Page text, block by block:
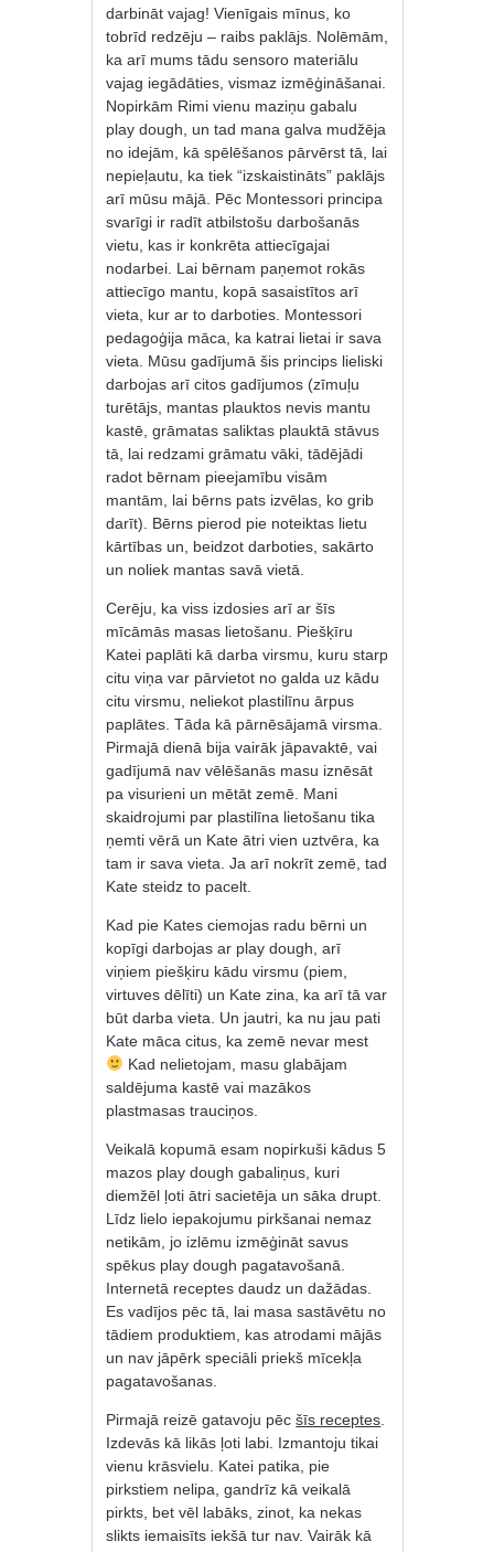
darbināt vajag! Vienīgais mīnus, ko
tobrīd redzēju – raibs paklājs. Nolēmām,
ka arī mums tādu sensoro materiālu
vajag iegādāties, vismaz izmēģināšanai.
Nopirkām Rimi vienu maziņu gabalu
play dough, un tad mana galva mudžēja
no idejām, kā spēlēšanos pārvērst tā, lai
nepieļautu, ka tiek “izskaistināts” paklājs
arī mūsu mājā. Pēc Montessori principa
svarīgi ir radīt atbilstošu darbošanās
vietu, kas ir konkrēta attiecīgajai
nodarbei. Lai bērnam paņemot rokās
attiecīgo mantu, kopā sasaistītos arī
vieta, kur ar to darboties. Montessori
pedagoģija māca, ka katrai lietai ir sava
vieta. Mūsu gadījumā šis princips lieliski
darbojas arī citos gadījumos (zīmuļu
turētājs, mantas plauktos nevis mantu
kastē, grāmatas saliktas plauktā stāvus
tā, lai redzami grāmatu vāki, tādējādi
radot bērnam pieejamību visām
mantām, lai bērns pats izvēlas, ko grib
darīt). Bērns pierod pie noteiktas lietu
kārtības un, beidzot darboties, sakārto
un noliek mantas savā vietā.
Cerēju, ka viss izdosies arī ar šīs
mīcāmās masas lietošanu. Piešķīru
Katei paplāti kā darba virsmu, kuru starp
citu viņa var pārvietot no galda uz kādu
citu virsmu, neliekot plastilīnu ārpus
paplātes. Tāda kā pārnēsājamā virsma.
Pirmajā dienā bija vairāk jāpavaktē, vai
gadījumā nav vēlēšanās masu iznēsāt
pa visurieni un mētāt zemē. Mani
skaidrojumi par plastilīna lietošanu tika
ņemti vērā un Kate ātri vien uztvēra, ka
tam ir sava vieta. Ja arī nokrīt zemē, tad
Kate steidz to pacelt.
Kad pie Kates ciemojas radu bērni un
kopīgi darbojas ar play dough, arī
viņiem piešķiru kādu virsmu (piem,
virtuves dēlīti) un Kate zina, ka arī tā var
būt darba vieta. Un jautri, ka nu jau pati
Kate māca citus, ka zemē nevar mest
Kad nelietojam, masu glabājam
saldējuma kastē vai mazākos
plastmasas trauciņos.
Veikalā kopumā esam nopirkuši kādus 5
mazos play dough gabaliņus, kuri
diemžēl ļoti ātri sacietēja un sāka drupt.
Līdz lielo iepakojumu pirkšanai nemaz
netikām, jo izlēmu izmēģināt savus
spēkus play dough pagatavošanā.
Internetā receptes daudz un dažādas.
Es vadījos pēc tā, lai masa sastāvētu no
tādiem produktiem, kas atrodami mājās
un nav jāpērk speciāli priekš mīcekļa
pagatavošanas.
Pirmajā reizē gatavoju pēcšīs receptes
Izdevās kā likās ļoti labi. Izmantoju tikai
vienu krāsvielu. Katei patika, pie
pirkstiem nelipa, gandrīz kā veikalā
pirkts, bet vēl labāks, zinot, ka nekas
slikts iemaisīts iekšā tur nav. Vairāk kā